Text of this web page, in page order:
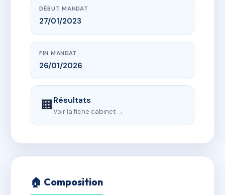
DÉBUT MANDAT
27/01/2023
FIN MANDAT
26/01/2026
🏢Résultats
Voir la fiche cabinet →
🏠 Composition